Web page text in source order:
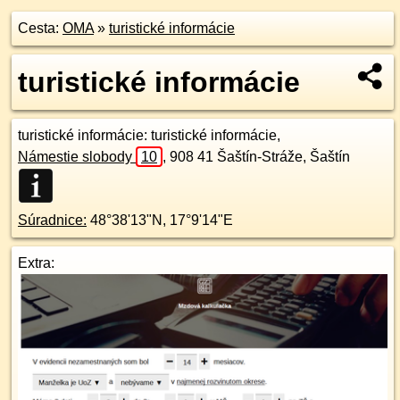
Cesta: OMA» turistické informácie
turistické informácie
turistické informácie: turistické informácie,
Námestie slobody
10 , 908 41 Šaštín-Stráže, Šaštín
Súradnice: 48°38'13"N , 17°9'14"E
Extra: